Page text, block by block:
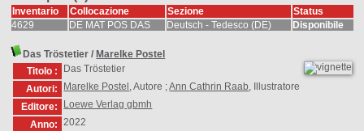
Inventario Collocazione Sezione
Status
4629
DE MAT POS DAS Deutsch - Tedesco (DE) Disponibile
Das Tröstetier / Marelke Postel
Titolo :
Das Tröstetier
Autori:
Marelke Postel , Autore ;Ann Cathrin Raab, Illustratore
Editore:
Loewe Verlag gbmh
Anno:
2022